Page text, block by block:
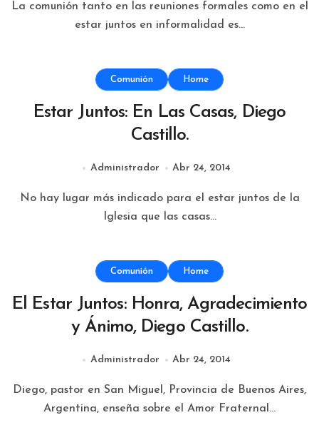
La comunión tanto en las reuniones formales como en el
estar juntos en informalidad es...
Comunión Home
Estar Juntos: En Las Casas, Diego
Castillo.
Administrador Abr 24, 2014
No hay lugar más indicado para el estar juntos de la
Iglesia que las casas...
Comunión Home
El Estar Juntos: Honra, Agradecimiento
y Ánimo, Diego Castillo.
Administrador Abr 24, 2014
Diego, pastor en San Miguel, Provincia de Buenos Aires,
Argentina, enseña sobre el Amor Fraternal...